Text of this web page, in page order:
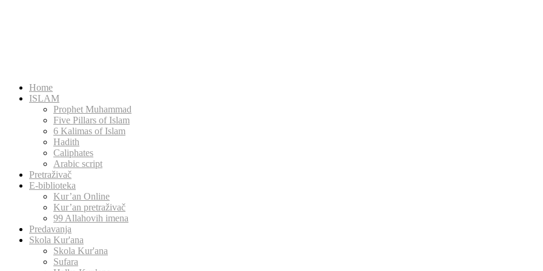
Home
ISLAM
Prophet Muhammad
Five Pillars of Islam
6 Kalimas of Islam
Hadith
Caliphates
Arabic script
Pretraživač
E-biblioteka
Kur’an Online
Kur’an pretraživač
99 Allahovih imena
Predavanja
Skola Kur'ana
Skola Kur'ana
Sufara